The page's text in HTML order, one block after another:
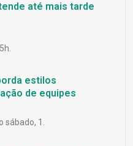
até mais tarde
estilos
de equipes
1.